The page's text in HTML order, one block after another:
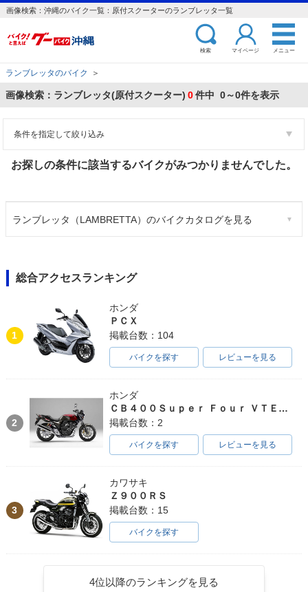
画像検索：沖縄のバイク一覧：原付スクーターのランブレッタ一覧
検索 マイページ メニュー
ランブレッタのバイク ＞
画像検索：ランブレッタ(原付スクーター) 0件中 0～0件を表示
条件を指定して絞り込み
お探しの条件に該当するバイクがみつかりませんでした。
ランブレッタ（LAMBRETTA）のバイクカタログを見る
総合アクセスランキング
1
ホンダ
ＰＣＸ
掲載台数：104
バイクを探す レビューを見る
2
ホンダ
ＣＢ４００Ｓｕｐｅｒ Ｆｏｕｒ ＶＴＥＣ ＳＰＥＣ３
掲載台数：2
バイクを探す レビューを見る
3
カワサキ
Ｚ９００ＲＳ
掲載台数：15
バイクを探す
4位以降のランキングを見る